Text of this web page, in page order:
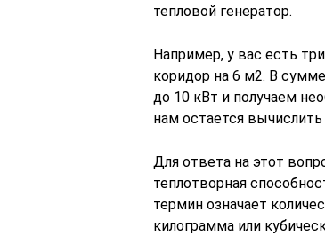
тепловой генератор.
Например, у вас есть
коридор на 6 м2. В
до 10 кВт и получаем
нам остается
Для ответа на этот
теплотворная
термин означает
килограмма или